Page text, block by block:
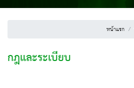
หน้าแรก
กฎและระเบียบ